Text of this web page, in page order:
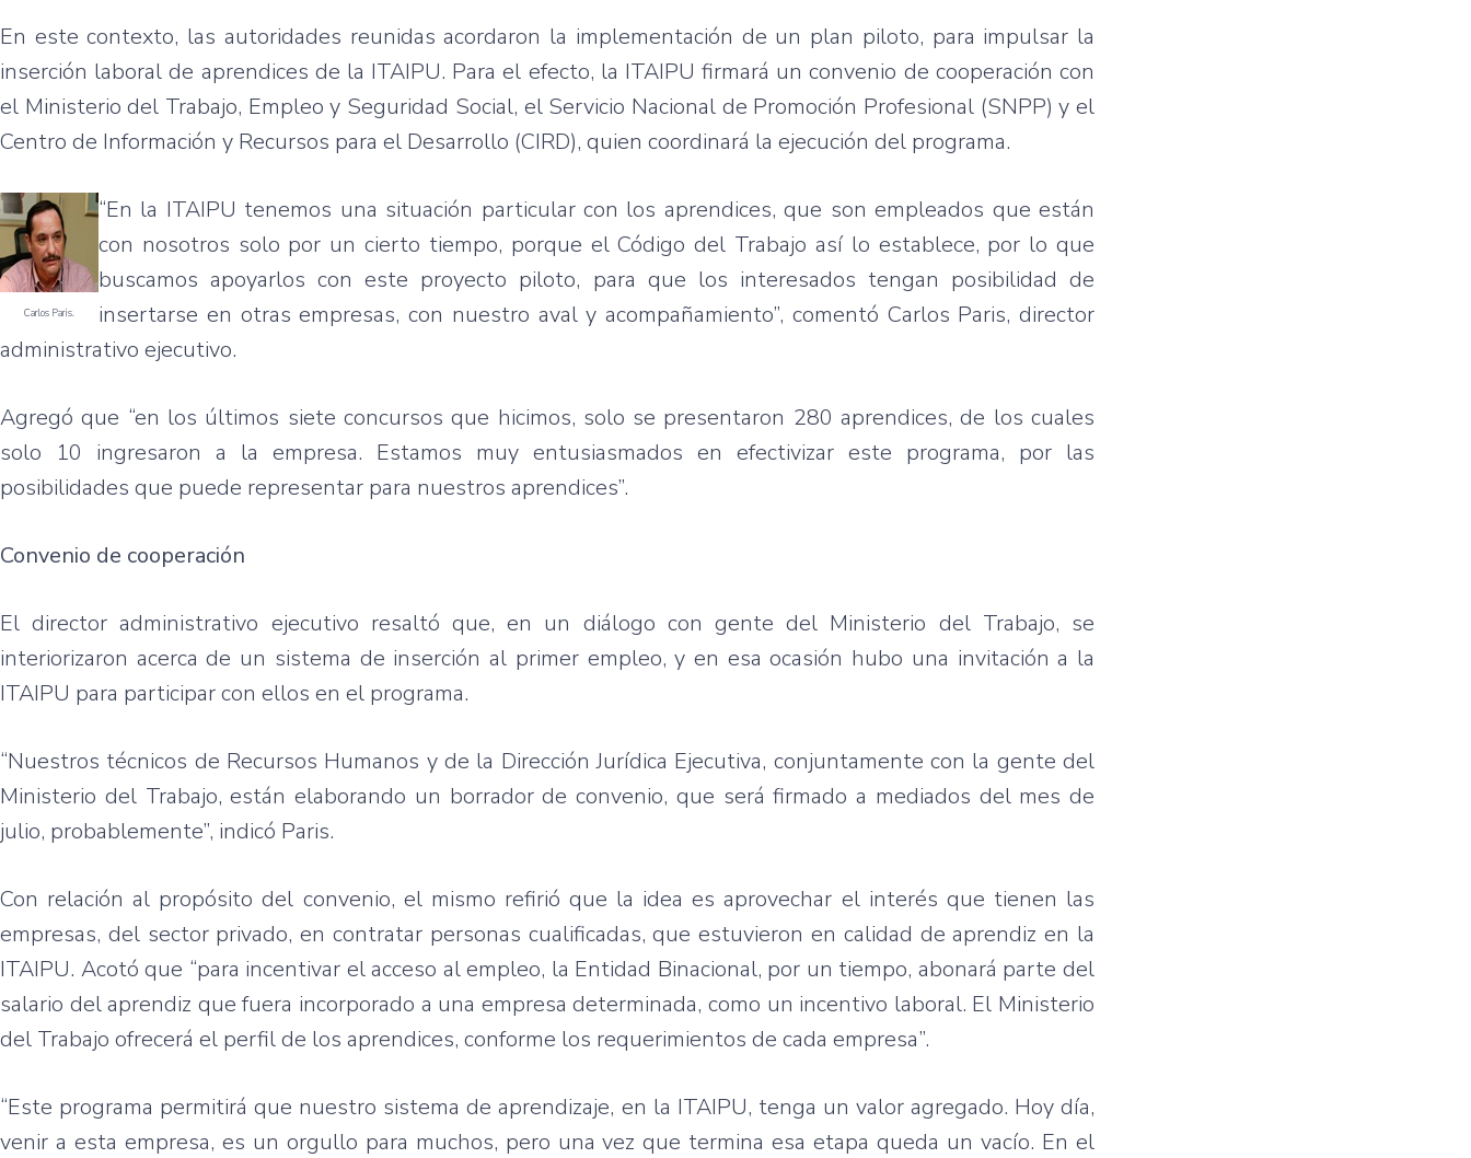
En este contexto, las autoridades reunidas acordaron la implementación de un plan piloto, para impulsar la
inserción laboral de aprendices de la ITAIPU. Para el efecto, la ITAIPU firmará un convenio de cooperación con
el Ministerio del Trabajo, Empleo y Seguridad Social, el Servicio Nacional de Promoción Profesional (SNPP) y el
Centro de Información y Recursos para el Desarrollo (CIRD), quien coordinará la ejecución del programa.
Carlos Paris.
“En la ITAIPU tenemos una situación particular con los aprendices, que son empleados que están
con nosotros solo por un cierto tiempo, porque el Código del Trabajo así lo establece, por lo que
buscamos apoyarlos con este proyecto piloto, para que los interesados tengan posibilidad de
insertarse en otras empresas, con nuestro aval y acompañamiento”, comentó Carlos Paris, director
administrativo ejecutivo.
Agregó que “en los últimos siete concursos que hicimos, solo se presentaron 280 aprendices, de los cuales
solo 10 ingresaron a la empresa. Estamos muy entusiasmados en efectivizar este programa, por las
posibilidades que puede representar para nuestros aprendices”.
Convenio de cooperación
El director administrativo ejecutivo resaltó que, en un diálogo con gente del Ministerio del Trabajo, se
interiorizaron acerca de un sistema de inserción al primer empleo, y en esa ocasión hubo una invitación a la
ITAIPU para participar con ellos en el programa.
“Nuestros técnicos de Recursos Humanos y de la Dirección Jurídica Ejecutiva, conjuntamente con la gente del
Ministerio del Trabajo, están elaborando un borrador de convenio, que será firmado a mediados del mes de
julio, probablemente”, indicó Paris.
Con relación al propósito del convenio, el mismo refirió que la idea es aprovechar el interés que tienen las
empresas, del sector privado, en contratar personas cualificadas, que estuvieron en calidad de aprendiz en la
ITAIPU. Acotó que “para incentivar el acceso al empleo, la Entidad Binacional, por un tiempo, abonará parte del
salario del aprendiz que fuera incorporado a una empresa determinada, como un incentivo laboral. El Ministerio
del Trabajo ofrecerá el perfil de los aprendices, conforme los requerimientos de cada empresa”.
“Este programa permitirá que nuestro sistema de aprendizaje, en la ITAIPU, tenga un valor agregado. Hoy día,
venir a esta empresa, es un orgullo para muchos, pero una vez que termina esa etapa queda un vacío. En el